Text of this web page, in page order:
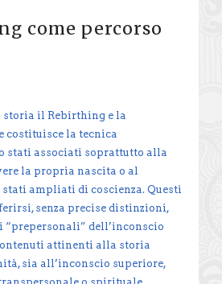
come percorso
storia il Rebirthing e la
costituisce la tecnica
stati associati soprattutto alla
la propria nascita o al
ampliati di coscienza. Questi
senza precise distinzioni,
dell’inconscio
attinenti alla storia
sia all’inconscio superiore,